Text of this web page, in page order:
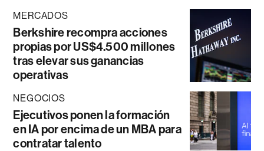
MERCADOS
Berkshire recompra acciones
propias por US$4.500 millones
tras elevar sus ganancias
operativas
NEGOCIOS
Ejecutivos ponen la formación
en IA por encima de un MBA para
contratar talento